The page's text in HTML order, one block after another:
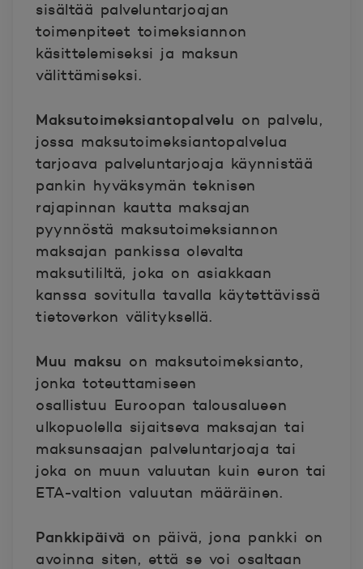
sisältää palveluntarjoajan
toimenpiteet toimeksiannon
käsittelemiseksi ja maksun
välittämiseksi.
Maksutoimeksiantopalvelu on palvelu,
jossa maksutoimeksiantopalvelua
tarjoava palveluntarjoaja käynnistää
pankin hyväksymän teknisen
rajapinnan kautta maksajan
pyynnöstä maksutoimeksiannon
maksajan pankissa olevalta
maksutililtä, joka on asiakkaan
kanssa sovitulla tavalla käytettävissä
tietoverkon välityksellä.
Muu maksu on maksutoimeksianto,
jonka toteuttamiseen
osallistuu Euroopan talousalueen
ulkopuolella sijaitseva maksajan tai
maksunsaajan palveluntarjoaja tai
joka on muun valuutan kuin euron tai
ETA-valtion valuutan määräinen.
Pankkipäivä on päivä, jona pankki on
avoinna siten, että se voi osaltaan